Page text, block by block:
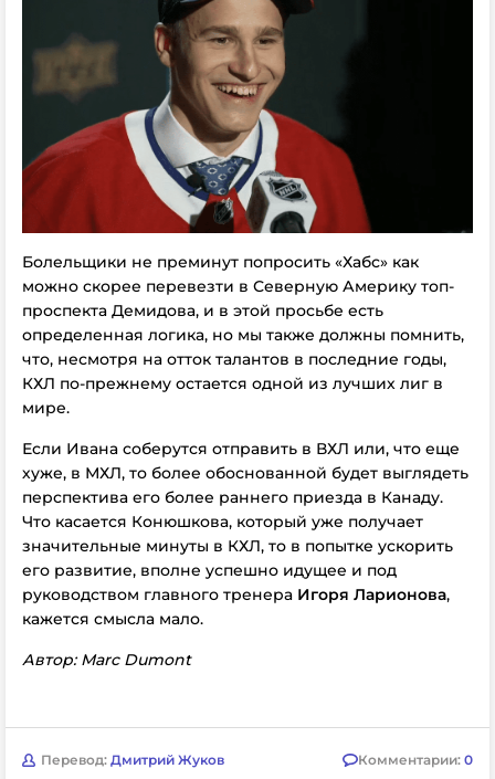
Болельщики не преминут попросить «Хабс» как
можно скорее перевезти в Северную Америку топ-
проспекта Демидова, и в этой просьбе есть
определенная логика, но мы также должны помнить,
что, несмотря на отток талантов в последние годы,
КХЛ по-прежнему остается одной из лучших лиг в
мире.
Если Ивана соберутся отправить в ВХЛ или, что еще
хуже, в МХЛ, то более обоснованной будет выглядеть
перспектива его более раннего приезда в Канаду.
Что касается Конюшкова, который уже получает
значительные минуты в КХЛ, то в попытке ускорить
его развитие, вполне успешно идущее и под
руководством главного тренера Игоря Ларионова,
кажется смысла мало.
Автор: Marc Dumont
Перевод: Дмитрий Жуков Комментарии: 0